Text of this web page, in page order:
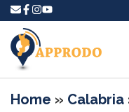
Home » Calabria